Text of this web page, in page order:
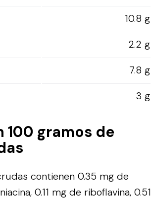
10.8 g
2.2 g
7.8 g
3 g
gramos de
contienen 0.35 mg de
0.11 mg de riboflavina, 0.51